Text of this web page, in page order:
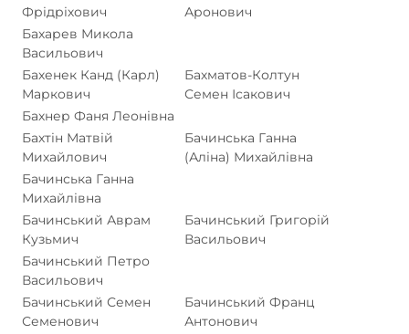
Фрідріхович
Аронович
Бахарев Микола
Васильович
Бахенек Канд (Карл)
Маркович
Бахматов-Колтун
Семен Ісакович
Бахнер Фаня Леонівна
Бахтін Матвій
Михайлович
Бачинська Ганна
(Аліна) Михайлівна
Бачинська Ганна
Михайлівна
Бачинський Аврам
Кузьмич
Бачинський Григорій
Васильович
Бачинський Петро
Васильович
Бачинський Семен
Семенович
Бачинський Франц
Антонович